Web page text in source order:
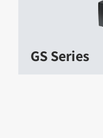
GS Series